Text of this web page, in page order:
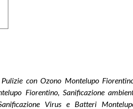
con Ozono Montelupo
Fiorentino, Sanificazione
Virus e Batteri